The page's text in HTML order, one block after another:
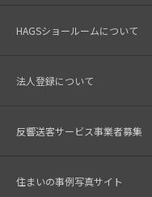
HAGSショールームについて
法人登録について
反響送客サービス事業者募集
住まいの事例写真サイト